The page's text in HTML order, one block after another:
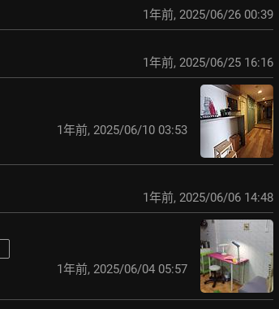
1年前, 2025/06/26 00:39
1年前, 2025/06/25 16:16
1年前, 2025/06/10 03:53
1年前, 2025/06/06 14:48
1年前, 2025/06/04 05:57